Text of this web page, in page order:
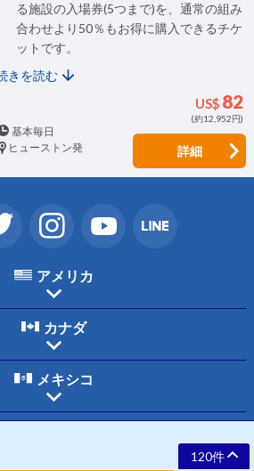
る施設の入場券(5つまで)を、通常の組み
合わせより50％もお得に購入できるチケ
ットです。
きを読む
US$ 82
(約12,952円)
基本毎日
ヒューストン発
詳細
120件
アメリカ
カナダ
メキシコ